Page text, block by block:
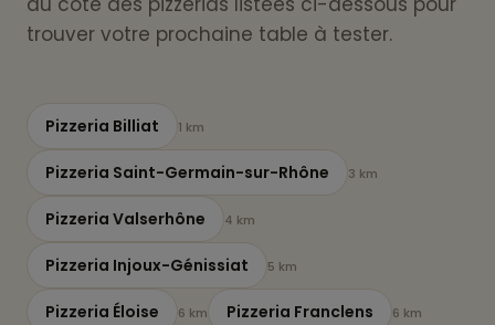
trouver votre prochaine table à tester.
Pizzeria Billiat 1 km
Pizzeria Saint-Germain-sur-Rhône 3 km
Pizzeria Valserhône 4 km
Pizzeria Injoux-Génissiat 5 km
Pizzeria Éloise 6 km Pizzeria Franclens 6 km